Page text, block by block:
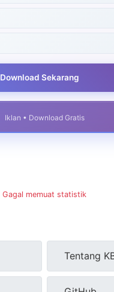
Download Sekarang
Iklan • Download Gratis
Gagal memuat statistik
Tentang